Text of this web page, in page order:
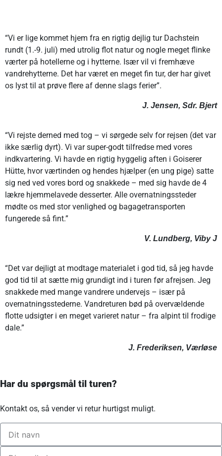
“Vi er lige kommet hjem fra en rigtig dejlig tur Dachstein
rundt (1.-9. juli) med utrolig flot natur og nogle meget flinke
værter på hotellerne og i hytterne. Især vil vi fremhæve
vandrehytterne. Det har været en meget fin tur, der har givet
os lyst til at prøve flere af denne slags ferier”.
J. Jensen, Sdr. Bjert
“Vi rejste derned med tog – vi sørgede selv for rejsen (det var
ikke særlig dyrt). Vi var super-godt tilfredse med vores
indkvartering. Vi havde en rigtig hyggelig aften i Goiserer
Hütte, hvor værtinden og hendes hjælper (en ung pige) satte
sig ned ved vores bord og snakkede – med sig havde de 4
lækre hjemmelavede desserter. Alle overnatningssteder
mødte os med stor venlighed og bagagetransporten
fungerede så fint.”
V. Lundberg, Viby J
“Det var dejligt at modtage materialet i god tid, så jeg havde
god tid til at sætte mig grundigt ind i turen før afrejsen. Jeg
snakkede med mange vandrere undervejs – især på
overnatningsstederne. Vandreturen bød på overvældende
flotte udsigter i en meget varieret natur – fra alpint til frodige
dale.”
J. Frederiksen, Værløse
Har du spørgsmål til turen?
Kontakt os, så vender vi retur hurtigst muligt.